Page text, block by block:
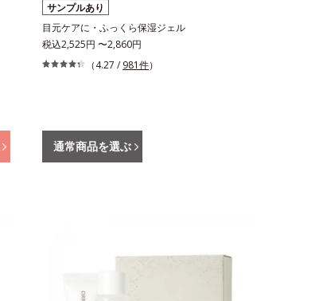
サンプルあり
目元ケアに・ふっくら保湿ジェル
税込2,525円 〜2,860円
（4.27 / 981件）
通常商品を選ぶ